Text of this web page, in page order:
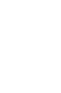
empacadoras
variedad de